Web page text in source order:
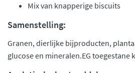
Mix van knapperige biscuits
Samenstelling:
Granen, dierlijke bijproducten,
glucose en mineralen.EG toegestane